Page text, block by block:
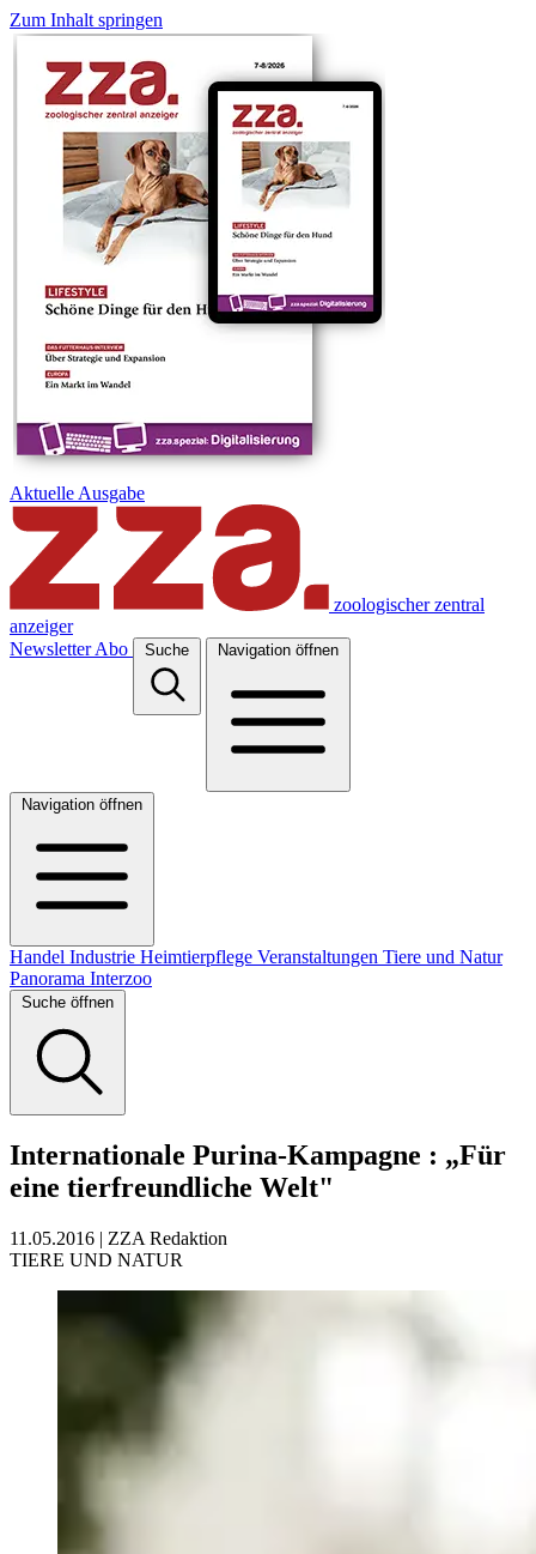
Zum Inhalt springen
Aktuelle Ausgabe
zoologischer zentral
anzeiger
Newsletter Abo Suche Navigation öffnen
Navigation öffnen
Handel Industrie Heimtierpflege Veranstaltungen Tiere und Natur
Panorama Interzoo
Suche öffnen
Internationale Purina-Kampagne : „Für
eine tierfreundliche Welt"
11.05.2016 | ZZA Redaktion
TIERE UND NATUR